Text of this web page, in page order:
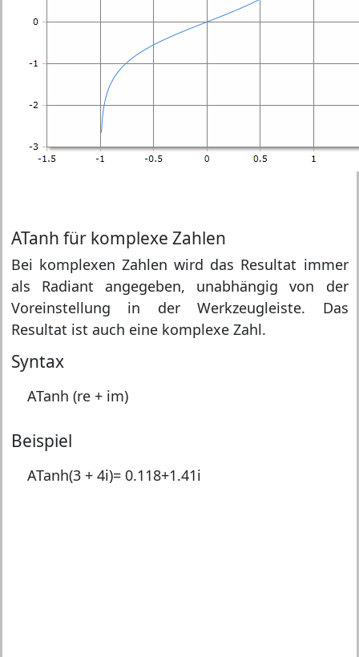
ATanh für komplexe Zahlen
Bei komplexen Zahlen wird das Resultat immer
als Radiant angegeben, unabhängig von der
Voreinstellung in der Werkzeugleiste. Das
Resultat ist auch eine komplexe Zahl.
Syntax
ATanh (re + im)
Beispiel
ATanh(3 + 4i)= 0.118+1.41i